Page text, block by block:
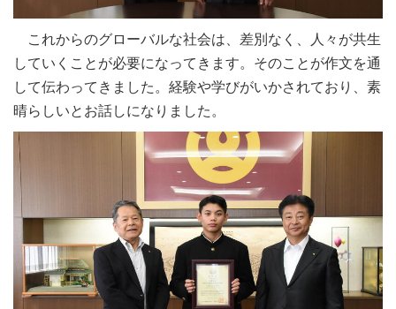
これからのグローバルな社会は、差別なく、人々が共生
していくことが必要になってきます。そのことが作文を通
して伝わってきました。経験や学びがいかされており、素
晴らしいとお話しになりました。